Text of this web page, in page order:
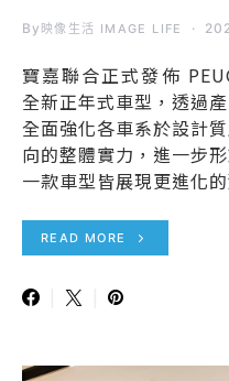
By 映像生活 IMAGE LIFE
寶嘉聯合正式發佈
全新正年式車型，透過
全面強化各車系於設計
向的整體實力，進一步
一款車型皆展現更進化
READ MORE